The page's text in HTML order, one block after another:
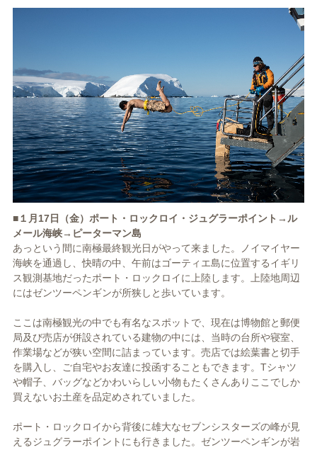
■１月17日（金）ポート・ロックロイ・ジュグラーポイント→ル
メール海峡→ピーターマン島
あっという間に南極最終観光日がやって来ました。ノイマイヤー
海峡を通過し、快晴の中、午前はゴーティエ島に位置するイギリ
ス観測基地だったポート・ロックロイに上陸します。上陸地周辺
にはゼンツーペンギンが所狭しと歩いています。
ここは南極観光の中でも有名なスポットで、現在は博物館と郵便
局及び売店が併設されている建物の中には、当時の台所や寝室、
作業場などが狭い空間に詰まっています。売店では絵葉書と切手
を購入し、ご自宅やお友達に投函することもできます。Tシャツ
や帽子、バッグなどかわいらしい小物もたくさんありここでしか
買えないお土産を品定めされていました。
ポート・ロックロイから背後に雄大なセブンシスターズの峰が見
えるジュグラーポイントにも行きました。ゼンツーペンギンが岩